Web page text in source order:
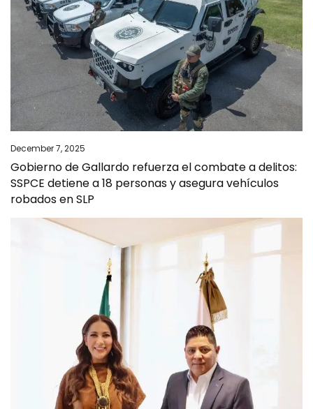
December 7, 2025
Gobierno de Gallardo refuerza el combate a delitos:
SSPCE detiene a 18 personas y asegura vehículos
robados en SLP